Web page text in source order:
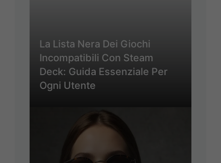
La Lista Nera Dei Giochi
Incompatibili Con Steam
Deck: Guida Essenziale Per
Ogni Utente